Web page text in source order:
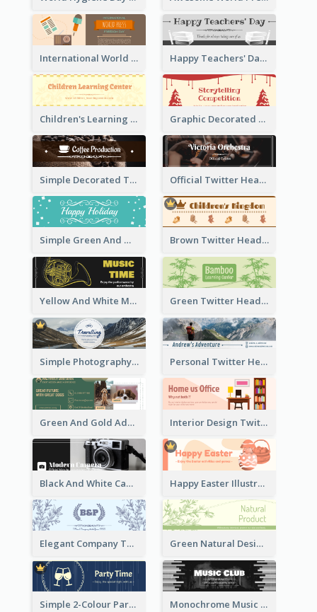
International World Press Freedom Day Twitter Header Happy Teachers' Day Twitter Header With Decorations Of Books
Children's Learning Center Twitter Header In Orange Colour Tone Graphic Decorated Twitter Header About Storytelling Competition
Simple Decorated Twitter Header About Coffee Official Twitter Header Of Orchestra
Simple Green And White Twitter Header With Theme Of Holiday Brown Twitter Header Created For Toy Store
Yellow And White Music Instrument Twitter Header About Orchestra Performance Green Twitter Header With Bamboo Decoration
Simple Photography Twitter Header Promoting Travelling Personal Twitter Header Of Hiker
Green And Gold Adoption Promotion Header Design Interior Design Twitter Header In Warm Colour Tone
Black And White Camera Twitter Header Happy Easter Illustrated Twitter Header
Elegant Company Twitter Header In Blue Colour Tone Green Natural Design Twitter Header
Simple 2-Colour Party Related Twitter Header Monochrome Music Club Twitter Header With Decorations